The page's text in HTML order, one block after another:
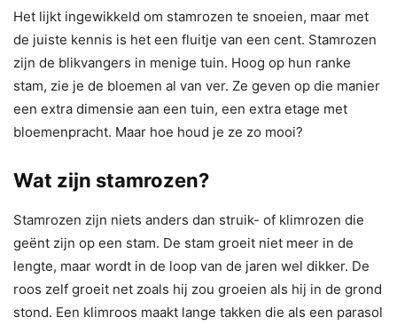
Het lijkt ingewikkeld om stamrozen te snoeien, maar met
de juiste kennis is het een fluitje van een cent. Stamrozen
zijn de blikvangers in menige tuin. Hoog op hun ranke
stam, zie je de bloemen al van ver. Ze geven op die manier
een extra dimensie aan een tuin, een extra etage met
bloemenpracht. Maar hoe houd je ze zo mooi?
Wat zijn stamrozen?
Stamrozen zijn niets anders dan struik- of klimrozen die
geënt zijn op een stam. De stam groeit niet meer in de
lengte, maar wordt in de loop van de jaren wel dikker. De
roos zelf groeit net zoals hij zou groeien als hij in de grond
stond. Een klimroos maakt lange takken die als een parasol